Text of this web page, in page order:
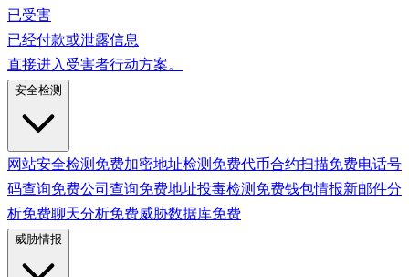
已受害
已经付款或泄露信息
直接进入受害者行动方案。
安全检测
网站安全检测 免费加密地址检测 免费代币合约扫描免费电话号
码查询免费公司查询免费地址投毒检测 免费钱包情报新邮件分
析免费聊天分析免费威胁数据库免费
威胁情报